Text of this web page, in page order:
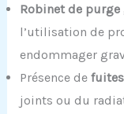
Robinet de
l’utilisation de
endommager
Présence de fuites
joints ou du